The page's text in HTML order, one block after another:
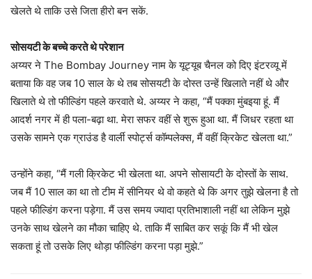
खेलते थे ताकि उसे जिता हीरो बन सकें.
सोसयटी के बच्चे करते थे परेशान
अय्यर ने The Bombay Journey नाम के यूट्यूब चैनल को दिए इंटरव्यू में
बताया कि वह जब 10 साल के थे तब सोसयटी के दोस्त उन्हें खिलाते नहीं थे और
खिलाते थे तो फील्डिंग पहले करवाते थे. अय्यर ने कहा, “मैं पक्का मुंबइया हूं. मैं
आदर्श नगर में ही पला-बढ़ा था. मेरा सफर वहीं से शुरू हुआ था. मैं जिधर रहता था
उसके सामने एक ग्राउंड है वार्ली स्पोर्ट्स कॉम्पलेक्स, मैं वहीं क्रिकेट खेलता था.”
उन्होंने कहा, “मैं गली क्रिकेट भी खेलता था. अपने सोसायटी के दोस्तों के साथ.
जब मैं 10 साल का था तो टीम में सीनियर थे वो कहते थे कि अगर तुझे खेलना है तो
पहले फील्डिंग करना पड़ेगा. मैं उस समय ज्यादा प्रतिभाशाली नहीं था लेकिन मुझे
उनके साथ खेलने का मौका चाहिए थे. ताकि मैं साबित कर सकूं कि मैं भी खेल
सकता हूं तो उसके लिए थोड़ा फील्डिंग करना पड़ा मुझे.”